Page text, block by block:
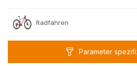
Radfahren
Parameter